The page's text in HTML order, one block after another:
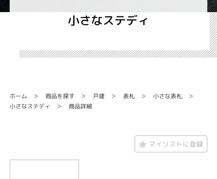
小さなステディ
ホーム 商品を探す 戸建 表札 小さな表札
小さなステディ 商品詳細
マイリストに登録